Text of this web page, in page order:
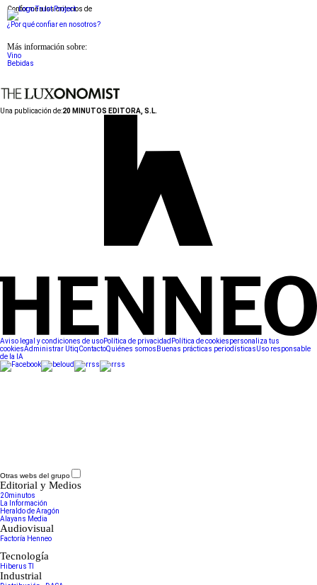
Conforme a los criterios de
¿Por qué confiar en nosotros?
Más información sobre:
Vino
Bebidas
Una publicación de:20 MINUTOS EDITORA, S.L.
Aviso legal y condiciones de usoPolítica de privacidad Política de cookiespersonaliza tus
cookiesAdministrar UtiqContactoQuiénes somos Buenas prácticas periodísticasUso responsable
de la IA
Otras webs del grupo
Editorial y Medios
20minutos
La Información
Heraldo de Aragón
Alayans Media
Audiovisual
Factoría Henneo
Tecnología
Hiberus TI
Industrial